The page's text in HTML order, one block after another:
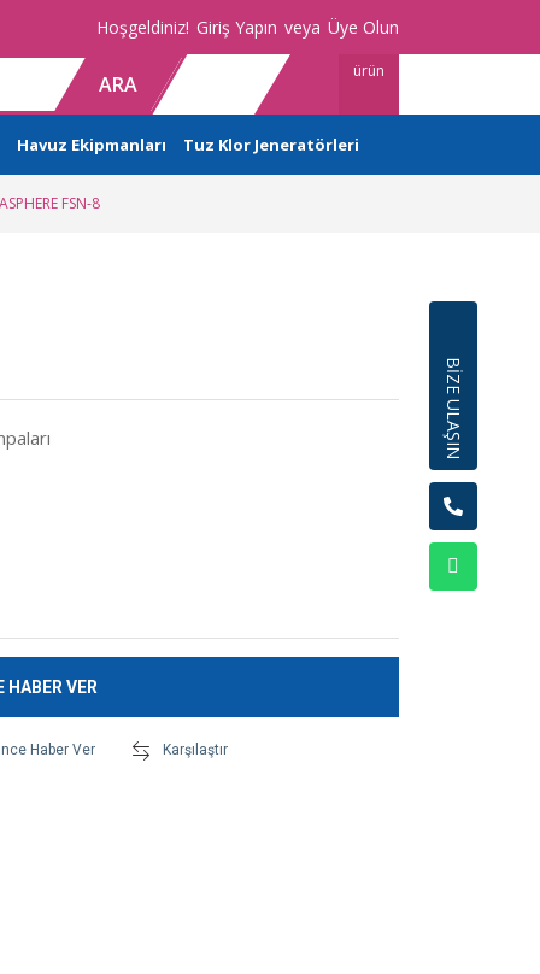
Hoşgeldiniz! Giriş Yapın veya Üye Olun
ARA
ürün
Havuz Ekipmanları Tuz Klor Jeneratörleri
FSN-8
HABER VER
Haber Ver Karşılaştır
BİZE ULAŞIN